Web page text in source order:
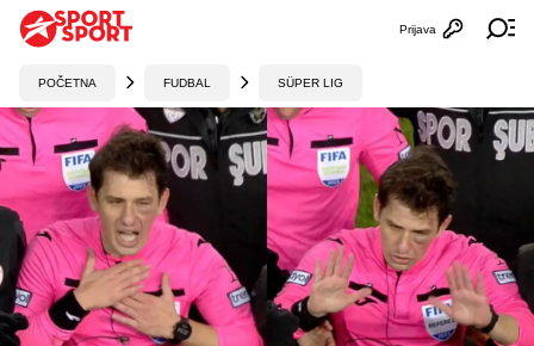
Otvori
Prijava
POČETNA FUDBAL SÜPER LIG